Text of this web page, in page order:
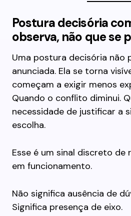
Postura decisória
observa, não que se
Uma postura decisória não
anunciada. Ela se torna
começam a exigir menos
Quando o conflito diminui.
necessidade de justificar a
escolha.
Esse é um sinal discreto de
em funcionamento.
Não significa ausência de
Significa presença de eixo.